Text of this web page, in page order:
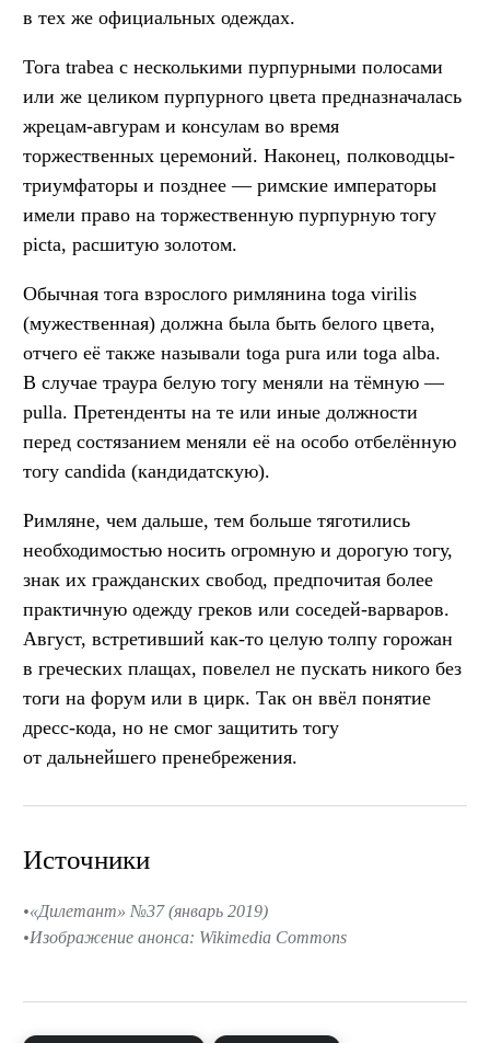
в тех же официальных одеждах.
Тога trabea с несколькими пурпурными полосами
или же целиком пурпурного цвета предназначалась
жрецам-авгурам и консулам во время
торжественных церемоний. Наконец, полководцы-
триумфаторы и позднее — римские императоры
имели право на торжественную пурпурную тогу
picta, расшитую золотом.
Обычная тога взрослого римлянина toga virilis
(мужественная) должна была быть белого цвета,
отчего её также называли toga pura или toga alba.
В случае траура белую тогу меняли на тёмную —
pulla. Претенденты на те или иные должности
перед состязанием меняли её на особо отбелённую
тогу сandida (кандидатскую).
Римляне, чем дальше, тем больше тяготились
необходимостью носить огромную и дорогую тогу,
знак их гражданских свобод, предпочитая более
практичную одежду греков или соседей-варваров.
Август, встретивший как-то целую толпу горожан
в греческих плащах, повелел не пускать никого без
тоги на форум или в цирк. Так он ввёл понятие
дресс-кода, но не смог защитить тогу
от дальнейшего пренебрежения.
Источники
«Дилетант» №37 (январь 2019)
Изображение анонса: Wikimedia Commons